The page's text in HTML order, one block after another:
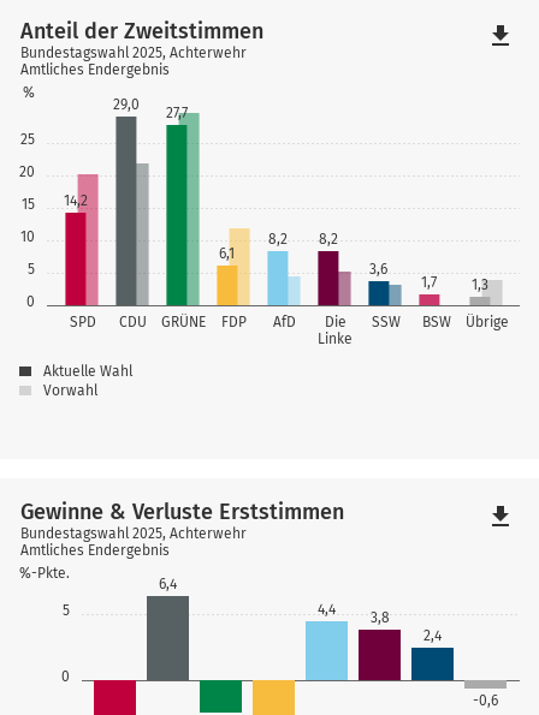
0
5
10
15
20
25
%
SPD CDU GRÜNE FDP AfD
Die
Linke
SSW BSW Übrige
14,2
29,0 27,7
6,1
8,2
8,2
3,6
1,7 1,3
Anteil der Zweitstimmen
Bundestagswahl 2025, Achterwehr
Amtliches Endergebnis
Aktuelle Wahl
Vorwahl
file_download
0
5
%-Pkte.
6,4
4,4
3,8
2,4
-0,6
Gewinne & Verluste Erststimmen
Bundestagswahl 2025, Achterwehr
Amtliches Endergebnis
file_download